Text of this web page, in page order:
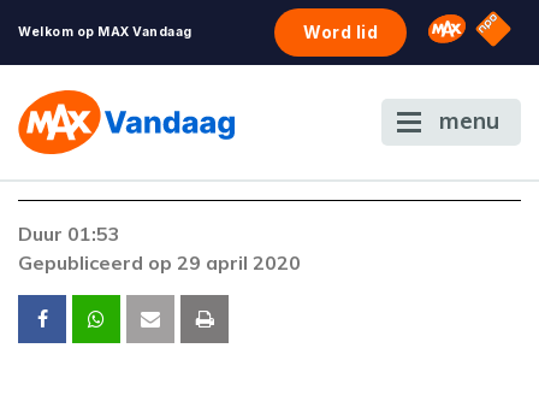
Welkom op MAX Vandaag Word lid Omroep
NPO
menu
Duur 01:53
Gepubliceerd op 29 april 2020